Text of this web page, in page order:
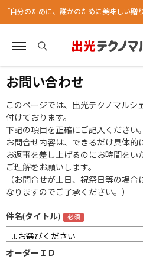
お問い合わせ
このページでは、出光テクノマルシ
付けております。
下記の項目を正確にご記入ください。
お問合せ内容は、できるだけ具体的
お返事を差し上げるのにお時間をい
ご理解をお願いします。
（お問合せが土日、祝祭日等の場
なりますのでご了承ください。）
件名(タイトル)
オーダーＩＤ